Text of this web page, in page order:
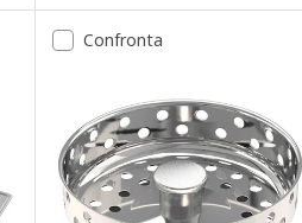
Confronta